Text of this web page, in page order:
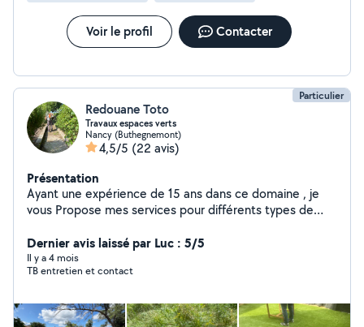
Voir le profil Contacter
Particulier
Redouane Toto
Travaux espaces verts
Nancy (Buthegnemont)
4,5/5 (22 avis)
Présentation
Ayant une expérience de 15 ans dans ce domaine , je
vous Propose mes services pour différents types de
Dernier avis laissé par Luc : 5/5
Il y a 4 mois
TB entretien et contact